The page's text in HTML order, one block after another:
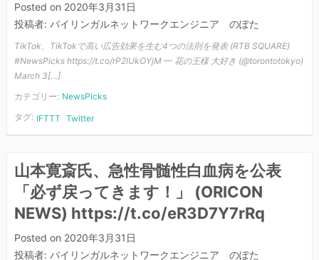
Posted on 2020年3月31日
投稿者: バイリンガルネットワークエンジニア のぽた
TikTok、TikTokで高い広告効果を生む4つの法則を発表 (RTB SQUARE)
#NewsPicks https://t.co/rP2lUkOYjM — 花の王様 大好き (@torontotokyo)
March 3[…]
カテゴリー: NewsPicks
タグ: IFTTT Twitter
山本寛斎氏、急性骨髄性白血病を公表
「必ず戻ってきます！」 (ORICON
NEWS) https://t.co/eR3D7Y7rRq
Posted on 2020年3月31日
投稿者: バイリンガルネットワークエンジニア のぽた